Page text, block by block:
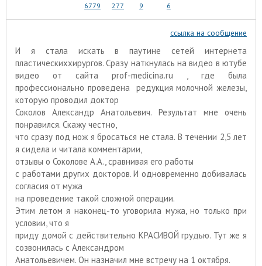
6779 277 9 6
ссылка на сообщение
И я стала искать в паутине сетей интернета
пластическиххирургов. Сразу наткнулась на видео в ютубе
видео от сайта prof-medicina.ru
, где была
профессионально проведена редукция молочной железы,
которую проводил доктор
Соколов Александр Анатольевич. Результат мне очень
понравился. Скажу честно,
что сразу под нож я бросаться не стала. В течении 2,5 лет
я сидела и читала комментарии,
отзывы о Соколове А.А., сравнивая его работы
с работами других докторов. И одновременно добивалась
согласия от мужа
на проведение такой сложной операции.
Этим летом я наконец-то уговорила мужа, но только при
условии, что я
приду домой с действительно КРАСИВОЙ грудью. Тут же я
созвонилась с Александром
Анатольевичем. Он назначил мне встречу на 1 октября.